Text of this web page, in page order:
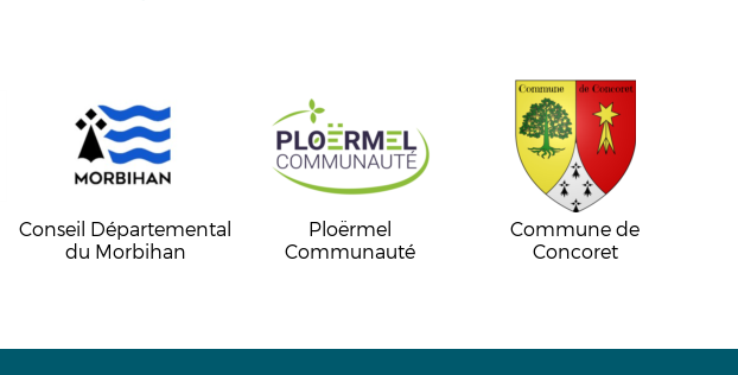
Conseil Départemental
du Morbihan
Ploërmel
Communauté
Commune de
Concoret